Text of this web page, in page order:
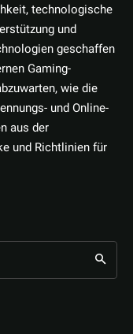
technologische
und
geschaffen
Gaming-
wie die
und Online-
aus der
und Richtlinien für